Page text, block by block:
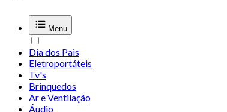
Menu
Dia dos Pais
Eletroportáteis
Tv's
Brinquedos
Ar e Ventilação
Áudio